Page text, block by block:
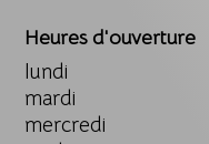
Heures d'ouverture
lundi
mardi
mercredi